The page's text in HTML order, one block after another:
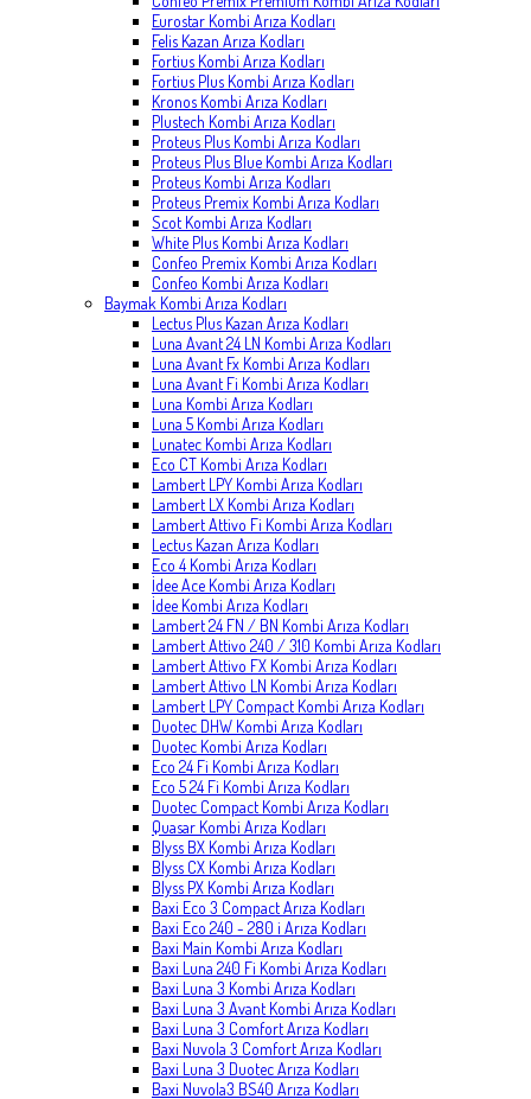
Eurostar Kombi Arıza Kodları
Felis Kazan Arıza Kodları
Fortius Kombi Arıza Kodları
Fortius Plus Kombi Arıza Kodları
Kronos Kombi Arıza Kodları
Plustech Kombi Arıza Kodları
Proteus Plus Kombi Arıza Kodları
Proteus Plus Blue Kombi Arıza Kodları
Proteus Kombi Arıza Kodları
Proteus Premix Kombi Arıza Kodları
Scot Kombi Arıza Kodları
White Plus Kombi Arıza Kodları
Confeo Premix Kombi Arıza Kodları
Confeo Kombi Arıza Kodları
Baymak Kombi Arıza Kodları
Lectus Plus Kazan Arıza Kodları
Luna Avant 24 LN Kombi Arıza Kodları
Luna Avant Fx Kombi Arıza Kodları
Luna Avant Fi Kombi Arıza Kodları
Luna Kombi Arıza Kodları
Luna 5 Kombi Arıza Kodları
Lunatec Kombi Arıza Kodları
Eco CT Kombi Arıza Kodları
Lambert LPY Kombi Arıza Kodları
Lambert LX Kombi Arıza Kodları
Lambert Attivo Fi Kombi Arıza Kodları
Lectus Kazan Arıza Kodları
Eco 4 Kombi Arıza Kodları
İdee Ace Kombi Arıza Kodları
İdee Kombi Arıza Kodları
Lambert 24 FN / BN Kombi Arıza Kodları
Lambert Attivo 240 / 310 Kombi Arıza Kodları
Lambert Attivo FX Kombi Arıza Kodları
Lambert Attivo LN Kombi Arıza Kodları
Lambert LPY Compact Kombi Arıza Kodları
Duotec DHW Kombi Arıza Kodları
Duotec Kombi Arıza Kodları
Eco 24 Fi Kombi Arıza Kodları
Eco 5 24 Fi Kombi Arıza Kodları
Duotec Compact Kombi Arıza Kodları
Quasar Kombi Arıza Kodları
Blyss BX Kombi Arıza Kodları
Blyss CX Kombi Arıza Kodları
Blyss PX Kombi Arıza Kodları
Baxi Eco 3 Compact Arıza Kodları
Baxi Eco 240 - 280 i Arıza Kodları
Baxi Main Kombi Arıza Kodları
Baxi Luna 240 Fi Kombi Arıza Kodları
Baxi Luna 3 Kombi Arıza Kodları
Baxi Luna 3 Avant Kombi Arıza Kodları
Baxi Luna 3 Comfort Arıza Kodları
Baxi Nuvola 3 Comfort Arıza Kodları
Baxi Luna 3 Duotec Arıza Kodları
Baxi Nuvola3 BS40 Arıza Kodları